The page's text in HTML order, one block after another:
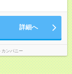
詳細へ
ンパニー